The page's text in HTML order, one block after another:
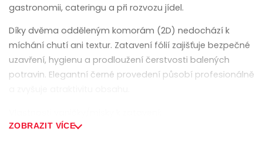
gastronomii, cateringu a při rozvozu jídel.
Díky dvěma odděleným komorám (2D) nedochází k
míchání chutí ani textur. Zatavení fólií zajišťuje bezpečné
uzavření, hygienu a prodloužení čerstvosti balených
potravin. Elegantní černé provedení působí profesionálně
ZOBRAZIT VÍCE